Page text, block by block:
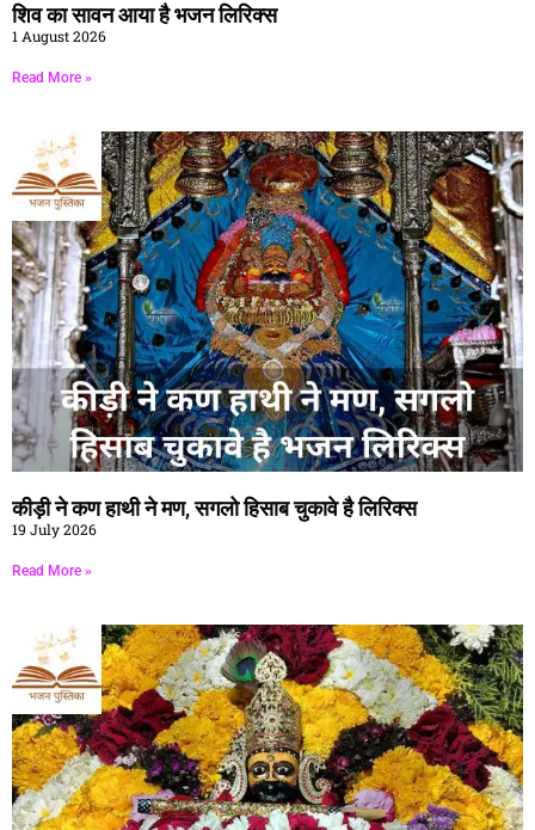
शिव का सावन आया है भजन लिरिक्स
1 August 2026
Read More »
कीड़ी ने कण हाथी ने मण, सगलो हिसाब चुकावे है लिरिक्स
19 July 2026
Read More »